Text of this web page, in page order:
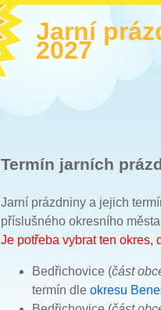
Jarní
2027
Termín jarních
Jarní prázdniny a jejich
příslušného okresního
Je potřeba vybrat ten okres,
Bedřichovice (část
termín dle okresu